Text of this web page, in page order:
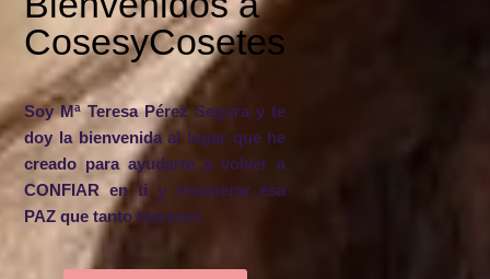
CosesyCosetes
Soy Mª Teresa Pérez Segura y te
doy la bienvenida al lugar que he
creado para ayudarte avolver a
CONFIAR en ti y recuperar esa
PAZ que tanto mereces.